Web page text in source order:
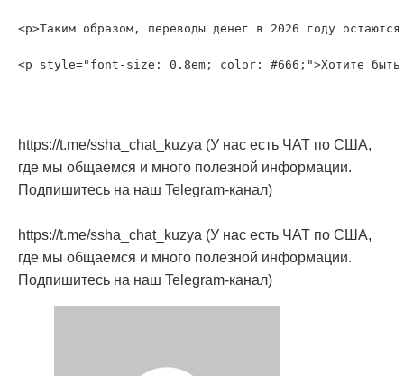
<p>Таким образом, переводы денег в 2026 году
https://t.me/ssha_chat_kuzya (У нас есть ЧАТ по США,
где мы общаемся и много полезной информации.
Подпишитесь на наш Telegram-канал)
https://t.me/ssha_chat_kuzya (У нас есть ЧАТ по США,
где мы общаемся и много полезной информации.
Подпишитесь на наш Telegram-канал)